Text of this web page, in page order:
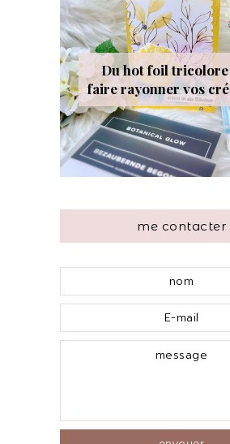
Du hot foil
faire rayonner vos
me contacter